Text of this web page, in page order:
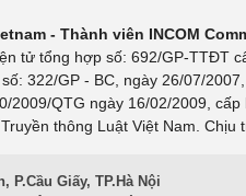
- Thành viên INCOM
tử tổng hợp số: 692/GP-TTĐT
322/GP - BC, ngày 26/07/
2009/QTG ngày 16/02/2009,
thông Luật Việt Nam. Chịu
P.Cầu Giấy, TP.Hà Nội